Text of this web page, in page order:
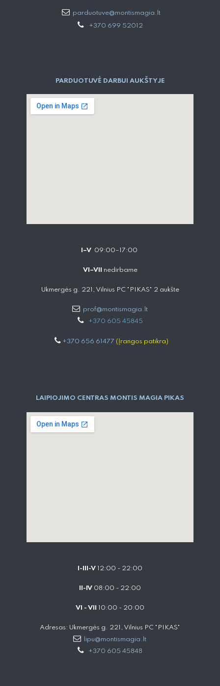
parduotuve@montismagia.lt
+370 699 52012
PARDUOTUVĖ DARBUI AUKŠTYJE
I–V 09:00–17:00
VI–VII nedirbame
Ukmergės g. 221, Vilnius PC "PIKAS" 2 aukšte
prof@montismagia.lt
+370 605 4584​5
+370 656 61477 (Įrangos patikra)
LAIPIOJIMO CENTRAS MONTIS MAGIA PIKAS
I-III-V 12:00 - 22:00
II-IV 08:00 - 22:00
VI - VII 10:00 - 20:00
Adresas: Ukmergės g. 221, Vilnius PC "PIKAS"
lipu@montismagia.lt
+370 605 45848